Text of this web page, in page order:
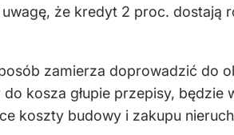
że kredyt 2 proc.
zamierza doprowadzić do
kosza głupie przepisy,
koszty budowy i zakupu